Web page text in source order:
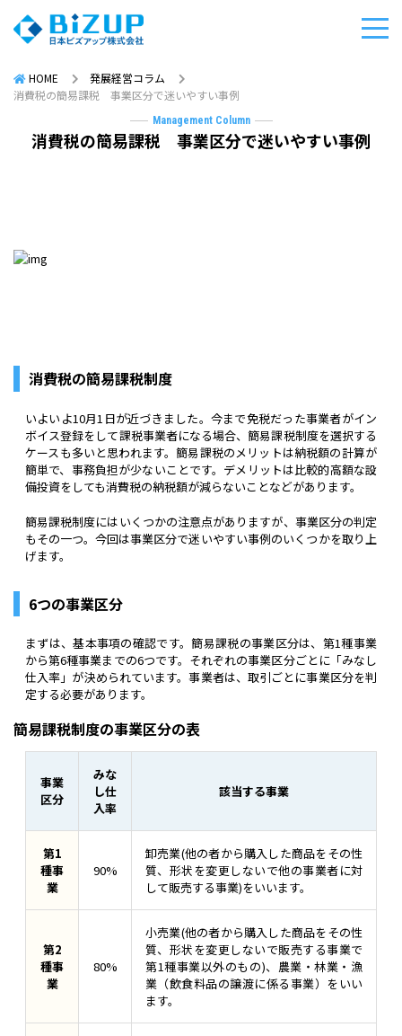
HOME
発展経営コラム
消費税の簡易課税 事業区分で迷いやすい事例
Management Column
消費税の簡易課税 事業区分で迷いやすい事例
消費税の簡易課税制度
いよいよ10月1日が近づきました。今まで免税だった事業者がイン
ボイス登録をして課税事業者になる場合、簡易課税制度を選択する
ケースも多いと思われます。簡易課税のメリットは納税額の計算が
簡単で、事務負担が少ないことです。デメリットは比較的高額な設
備投資をしても消費税の納税額が減らないことなどがあります。
簡易課税制度にはいくつかの注意点がありますが、事業区分の判定
もその一つ。今回は事業区分で迷いやすい事例のいくつかを取り上
げます。
6つの事業区分
まずは、基本事項の確認です。簡易課税の事業区分は、第1種事業
から第6種事業までの6つです。それぞれの事業区分ごとに「みなし
仕入率」が決められています。事業者は、取引ごとに事業区分を判
定する必要があります。
簡易課税制度の事業区分の表
事業
区分
みな
し仕
入率
該当する事業
第1
種事
業
90%
卸売業(他の者から購入した商品をその性
質、形状を変更しないで他の事業者に対
して販売する事業)をいいます。
第2
種事
業
80%
小売業(他の者から購入した商品をその性
質、形状を変更しないで販売する事業で
第1種事業以外のもの)、農業・林業・漁
業（飲食料品の譲渡に係る事業）をいい
ます。